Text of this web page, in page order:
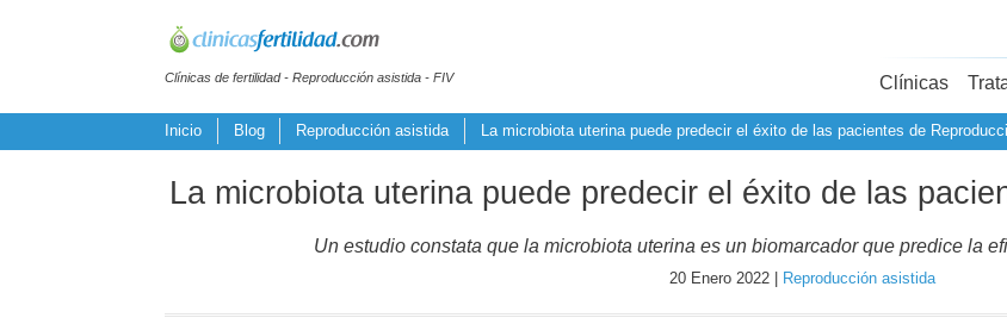
Clínicas de fertilidad - Reproducción asistida - FIV Clínicas
Inicio Blog Reproducción asistida La microbiota uterina puede predecir el éxito de las pacientes de
La microbiota uterina puede predecir el éxito de las
Un estudio constata que la microbiota uterina es un biomarcador que predice la
20 Enero 2022 | Reproducción asistida